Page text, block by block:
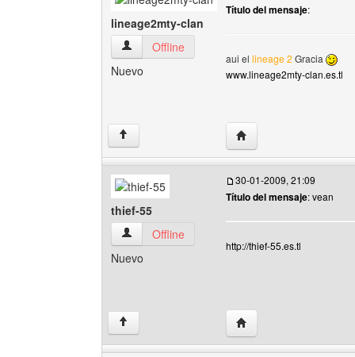
lineage2mty-clan
lineage2mty-clan Ver perfil del usuario
Offline
Nuevo
Título del mensaje:
aui el lineage 2 Gracia
www.lineage2mty-clan.es.tl
↑ Visitar sitio web del
thief-55
thief-55 Ver perfil del usuario
Offline
Nuevo
30-01-2009, 21:09
Título del mensaje: vean
http://thief-55.es.tl
↑ Visitar sitio web del